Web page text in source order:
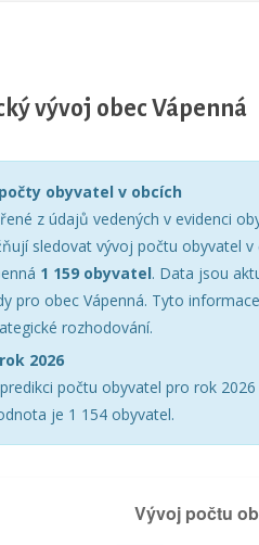
vývoj obec Vápenná
obyvatel v obcích
z údajů vedených v evidenci
sledovat vývoj počtu obyvatel
1 159 obyvatel. Data jsou
pro obec Vápenná. Tyto
rozhodování.
2026
počtu obyvatel pro rok
je 1 154 obyvatel.